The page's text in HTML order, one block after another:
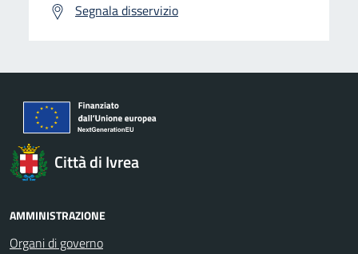
Segnala disservizio
Città di Ivrea
AMMINISTRAZIONE
Organi di governo